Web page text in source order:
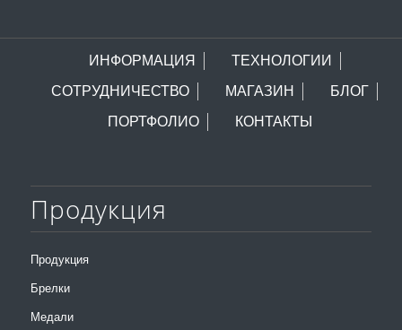
ИНФОРМАЦИЯ
ТЕХНОЛОГИИ
СОТРУДНИЧЕСТВО
МАГАЗИН
БЛОГ
ПОРТФОЛИО
КОНТАКТЫ
Продукция
Продукция
Брелки
Медали